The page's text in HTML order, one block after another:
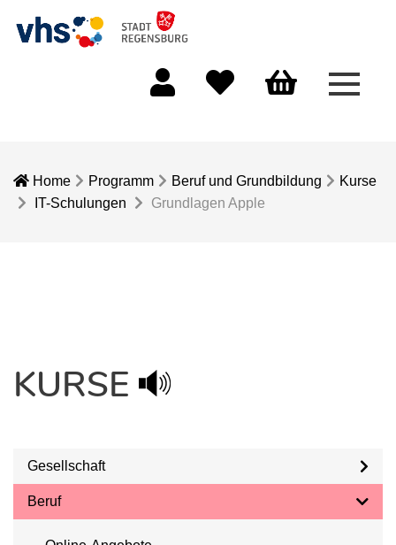
Menü
Home Programm Beruf und Grundbildung
Kurse
IT-Schulungen
Grundlagen Apple
KURSE
Gesellschaft
Beruf